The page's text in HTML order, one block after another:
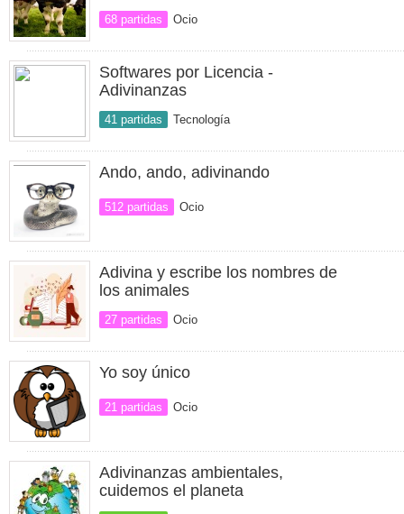
68 partidas Ocio
Softwares por Licencia -
Adivinanzas
41 partidas Tecnología
Ando, ando, adivinando
512 partidas Ocio
Adivina y escribe los nombres de
los animales
27 partidas Ocio
Yo soy único
21 partidas Ocio
Adivinanzas ambientales,
cuidemos el planeta